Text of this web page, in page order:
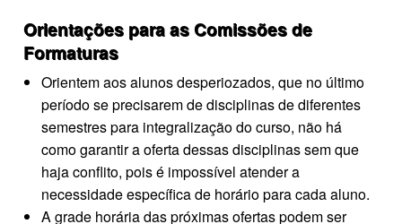
Orientações para as Comissões de
Formaturas
Orientem aos alunos desperiozados, que no último
período se precisarem de disciplinas de diferentes
semestres para integralização do curso, não há
como garantir a oferta dessas disciplinas sem que
haja conflito, pois é impossível atender a
necessidade específica de horário para cada aluno.
A grade horária das próximas ofertas podem ser